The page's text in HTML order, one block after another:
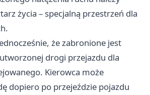
życia – specjalną przestrzeń dla
że zabronione jest
drogi przejazdu dla
Kierowca może
dopiero po przejeździe pojazdu